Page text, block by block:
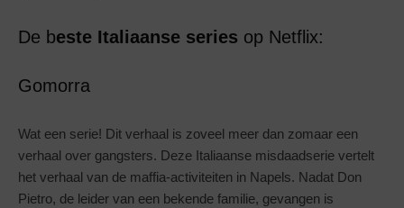
De beste Italiaanse series op Netflix:
Gomorra
Wat een serie! Dit verhaal is zoveel meer dan zomaar een
verhaal over gangsters. Deze Italiaanse misdaadserie vertelt
het verhaal van de maffia-activiteiten in Napels. Nadat Don
Pietro, de leider van een bekende familie, gevangen is